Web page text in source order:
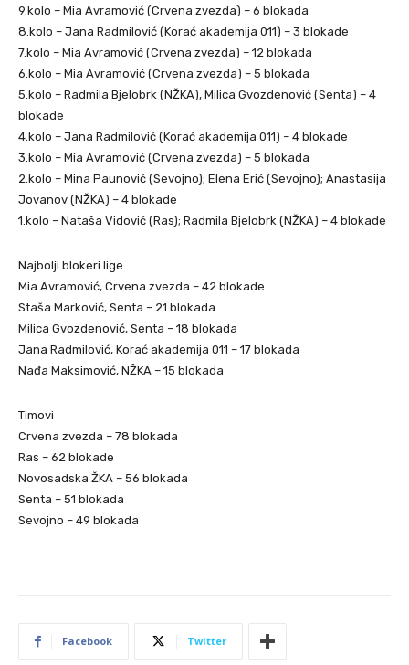
9.kolo – Mia Avramović (Crvena zvezda) – 6 blokada
8.kolo – Jana Radmilović (Korać akademija 011) – 3 blokade
7.kolo – Mia Avramović (Crvena zvezda) – 12 blokada
6.kolo – Mia Avramović (Crvena zvezda) – 5 blokada
5.kolo – Radmila Bjelobrk (NŽKA), Milica Gvozdenović (Senta) – 4
blokade
4.kolo – Jana Radmilović (Korać akademija 011) – 4 blokade
3.kolo – Mia Avramović (Crvena zvezda) – 5 blokada
2.kolo – Mina Paunović (Sevojno); Elena Erić (Sevojno); Anastasija
Jovanov (NŽKA) – 4 blokade
1.kolo – Nataša Vidović (Ras); Radmila Bjelobrk (NŽKA) – 4 blokade
Najbolji blokeri lige
Mia Avramović, Crvena zvezda – 42 blokade
Staša Marković, Senta – 21 blokada
Milica Gvozdenović, Senta – 18 blokada
Jana Radmilović, Korać akademija 011 – 17 blokada
Nađa Maksimović, NŽKA – 15 blokada
Timovi
Crvena zvezda – 78 blokada
Ras – 62 blokade
Novosadska ŽKA – 56 blokada
Senta – 51 blokada
Sevojno – 49 blokada
Facebook Twitter